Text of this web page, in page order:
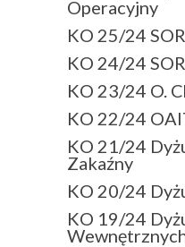
Operacyjny
KO 25/24
KO 24/24 SOR
KO 23/24 O.
KO 22/24
KO 21/24
Zakaźny
KO 20/24
KO 19/24